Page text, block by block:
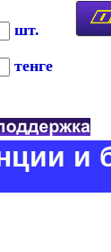
шт.
тенге
и